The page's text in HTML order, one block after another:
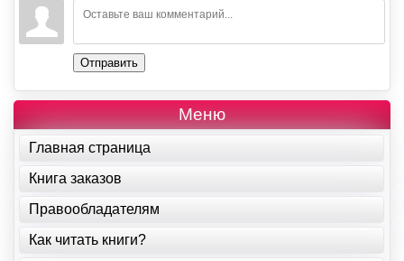
Отправить
Меню
Главная страница
Книга заказов
Правообладателям
Как читать книги?